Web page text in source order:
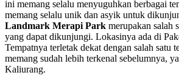
ini memang selalu menyuguhkan berbagai
memang selalu unik dan asyik untuk
Landmark Merapi Park merupakan salah
yang dapat dikunjungi. Lokasinya ada di
Tempatnya terletak dekat dengan salah satu
memang sudah lebih terkenal sebelumnya,
Kaliurang.